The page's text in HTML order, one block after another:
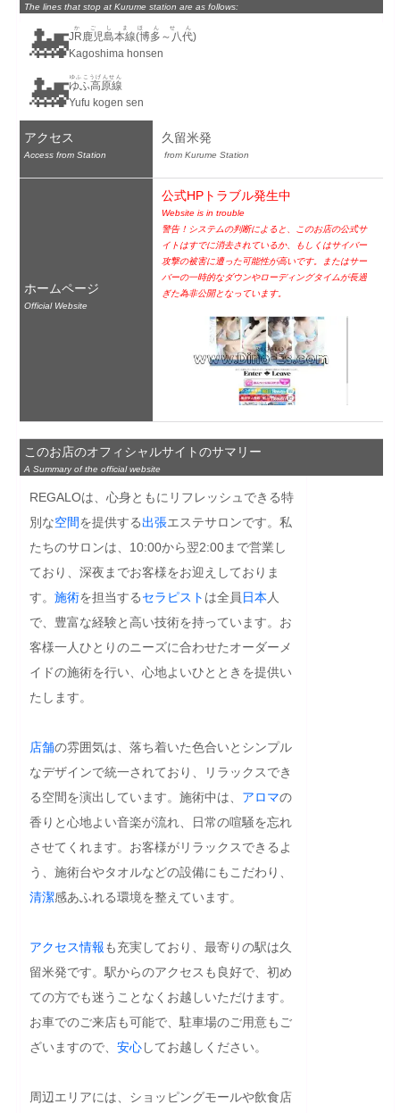
The lines that stop at Kurume station are as follows:
🚂JR鹿児島本線(博多～八代)
かごしまほんせん
Kagoshima honsen
🚂ゆふ高原線
ゆふこうげんせん
Yufu kogen sen
アクセス
Access from Station
久留米発
from Kurume Station
ホームページ
Official Website
公式HPトラブル発生中
Website is in trouble
警告！システムの判断によると、このお店の公式サ
イトはすでに消去されているか、もしくはサイバー
攻撃の被害に遭った可能性が高いです。またはサー
バーの一時的なダウンやローディングタイムが長過
ぎた為非公開となっています。
このお店のオフィシャルサイトのサマリー
A Summary of the official website
REGALOは、心身ともにリフレッシュできる特
別な空間を提供する出張エステサロンです。私
たちのサロンは、10:00から翌2:00まで営業し
ており、深夜までお客様をお迎えしておりま
す。 施術を担当するセラピスト は全員 日本 人
で、豊富な経験と高い技術を持っています。お
客様一人ひとりのニーズに合わせたオーダーメ
イドの施術を行い、心地よいひとときを提供い
たします。
店舗の雰囲気は、落ち着いた色合いとシンプル
なデザインで統一されており、リラックスでき
る空間を演出しています。施術中は、 アロマの
香りと心地よい音楽が流れ、日常の喧騒を忘れ
させてくれます。お客様がリラックスできるよ
う、施術台やタオルなどの設備にもこだわり、
清潔感あふれる環境を整えています。
アクセス情報も充実しており、最寄りの駅は久
留米発です。駅からのアクセスも良好で、初め
ての方でも迷うことなくお越しいただけます。
お車でのご来店も可能で、駐車場のご用意もご
ざいますので、 安心してお越しください。
周辺エリアには、ショッピングモールや飲食店